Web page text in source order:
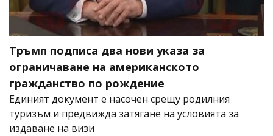
Тръмп подписа два нови указа за
ограничаване на американското
гражданство по рождение
Единият документ е насочен срещу родилния
туризъм и предвижда затягане на условията за
издаване на визи